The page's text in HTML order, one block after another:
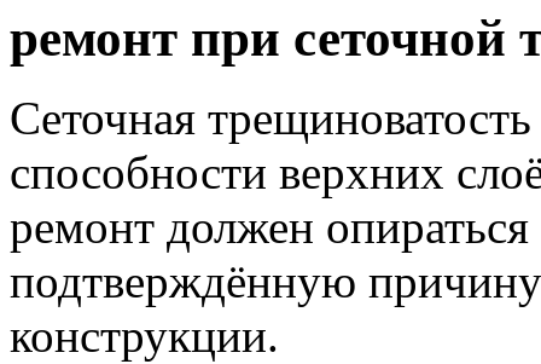
ремонт при сеточной
Сеточная
способности верхних
ремонт должен
подтверждённую
конструкции.